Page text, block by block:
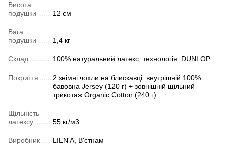
Висота
подушки
12 см
Вага
подушки
1,4 кг
Склад 100% натуральний латекс, технологія: DUNLOP
Покриття
2 знімні чохли на блискавці: внутрішній 100%
бавовна Jersey (120 г) + зовнішній щільний
трикотаж Organic Cotton (240 г)
Щільність
латексу
55 кг/м3
Виробник LIEN'A, В'єтнам